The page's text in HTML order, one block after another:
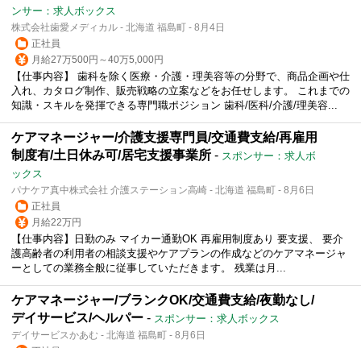
ンサー：求人ボックス
株式会社歯愛メディカル - 北海道 福島町 - 8月4日
正社員
月給27万500円～40万5,000円
【仕事内容】 歯科を除く医療・介護・理美容等の分野で、商品企画や仕
入れ、カタログ制作、販売戦略の立案などをお任せします。 これまでの
知識・スキルを発揮できる専門職ポジション 歯科/医科/介護/理美容...
ケアマネージャー/介護支援専門員/交通費支給/再雇用
制度有/土日休み可/居宅支援事業所 - スポンサー：求人ボ
ックス
パナケア真中株式会社 介護ステーション高崎 - 北海道 福島町 - 8月6日
正社員
月給22万円
【仕事内容】日勤のみ マイカー通勤OK 再雇用制度あり 要支援、 要介
護高齢者の利用者の相談支援やケアプランの作成などのケアマネージャ
ーとしての業務全般に従事していただきます。 残業は月...
ケアマネージャー/ブランクOK/交通費支給/夜勤なし/
デイサービス/ヘルパー - スポンサー：求人ボックス
デイサービスかあむ - 北海道 福島町 - 8月6日